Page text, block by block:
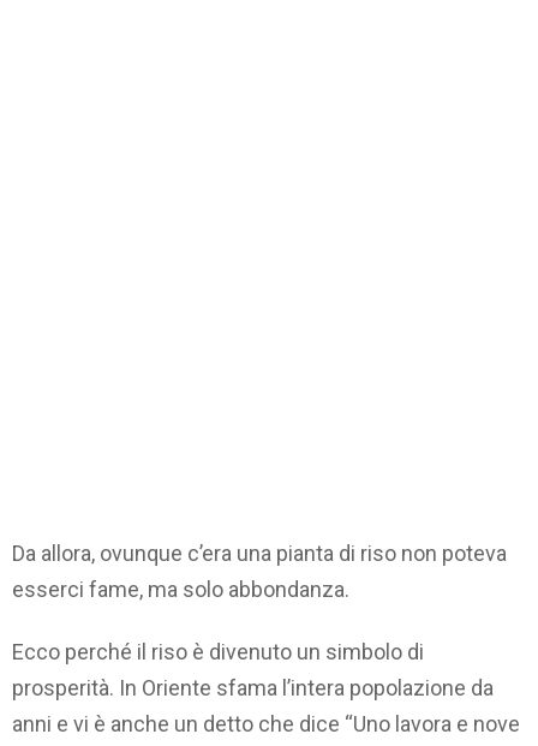
Da allora, ovunque c’era una pianta di riso non poteva
esserci fame, ma solo abbondanza.
Ecco perché il riso è divenuto un simbolo di
prosperità. In Oriente sfama l’intera popolazione da
anni e vi è anche un detto che dice “Uno lavora e nove